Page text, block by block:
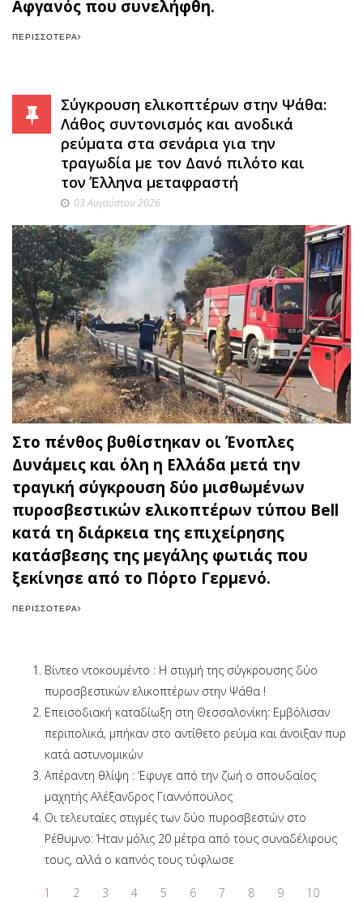
Αφγανός που συνελήφθη.
ΠΕΡΙΣΣΌΤΕΡΑ
Σύγκρουση ελικοπτέρων στην Ψάθα:
Λάθος συντονισμός και ανοδικά
ρεύματα στα σενάρια για την
τραγωδία με τον Δανό πιλότο και
τον Έλληνα μεταφραστή
03 Αυγούστου 2026
Στο πένθος βυθίστηκαν οι Ένοπλες
Δυνάμεις και όλη η Ελλάδα μετά την
τραγική σύγκρουση δύο μισθωμένων
πυροσβεστικών ελικοπτέρων τύπου Bell
κατά τη διάρκεια της επιχείρησης
κατάσβεσης της μεγάλης φωτιάς που
ξεκίνησε από το Πόρτο Γερμενό.
ΠΕΡΙΣΣΌΤΕΡΑ
Βίντεο ντοκουμέντο : Η στιγμή της σύγκρουσης δύο
πυροσβεστικών ελικοπτέρων στην Ψάθα !
Επεισοδιακή καταδίωξη στη Θεσσαλονίκη: Εμβόλισαν
περιπολικά, μπήκαν στο αντίθετο ρεύμα και άνοιξαν πυρ
κατά αστυνομικών
Απέραντη θλίψη : ‘Εφυγε από την ζωή ο σπουδαίος
μαχητής Αλέξανδρος Γιαννόπουλος
Οι τελευταίες στιγμές των δύο πυροσβεστών στο
Ρέθυμνο: Ήταν μόλις 20 μέτρα από τους συναδέλφους
τους, αλλά ο καπνός τους τύφλωσε
1 2 3 4 5 6 7 8 9
10